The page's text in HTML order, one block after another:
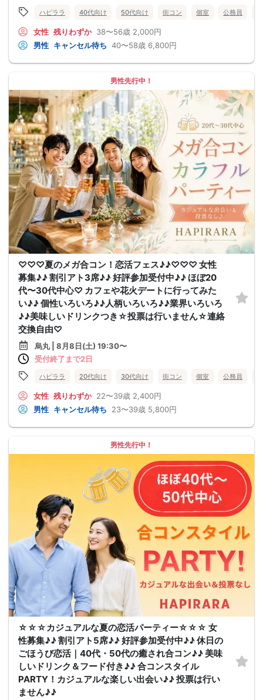
ハピララ 40代向け 50代向け 街コン 個室 公務員
女性 残りわずか 38〜56歳 2,000円
男性 キャンセル待ち 40〜58歳 6,800円
男性先行中！
♡♡♡夏のメガ合コン！恋活フェス♪♪♡♡♡ 女性
募集♪♪ 割引アト3席♪♪ 好評参加受付中♪♪ ほぼ20
代〜30代中心♡ カフェや花火デートに行ってみた
い♪♪ 個性いろいろ♪♪人柄いろいろ♪♪業界いろいろ
♪♪美味しいドリンクつき☆投票は行いません☆連絡
交換自由♡
烏丸 | 8月8日(土) 19:30〜
受付終了まで2日
ハピララ 20代向け 30代向け 街コン 個室 公務員
女性 残りわずか 22〜39歳 2,400円
男性 キャンセル待ち 23〜39歳 5,800円
男性先行中！
☆☆☆カジュアルな夏の恋活パーティー☆☆☆ 女
性募集♪♪ 割引アト5席♪♪ 好評参加受付中♪♪ 休日の
ごほうび恋活｜40代・50代の癒され合コン♪♪ 美味
しいドリンク＆フード付き♪♪ 合コンスタイル
PARTY！カジュアルな楽しい出会い♪♪ 投票は行い
ません♪♪